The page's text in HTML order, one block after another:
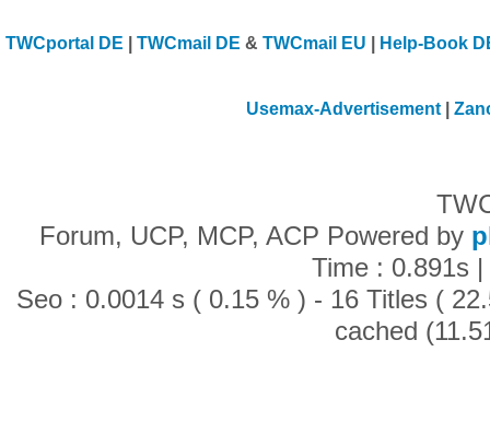
TWCportal DE |TWCmail DE &TWCmail EU Help-Book
Usemax-Advertisement |
Forum, UCP, MCP, ACP Powered by
Time : 0.891s
Seo : 0.0014 s ( 0.15 % ) - 16 Titles (
cached